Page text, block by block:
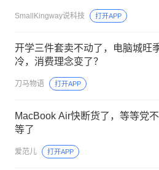
SmallKingway说科技 打开APP
开学三件套卖不动了，电脑城旺
冷，消费理念变了？
刀马物语 打开APP
MacBook Air快断货了，等等党
等了
爱范儿 打开APP